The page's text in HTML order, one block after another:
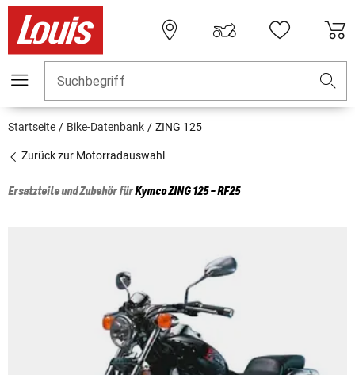
Suchbegriff
Startseite Bike-Datenbank ZING 125
Zurück zur Motorradauswahl
Ersatzteile und Zubehör fürKymcoZING 125 - RF25